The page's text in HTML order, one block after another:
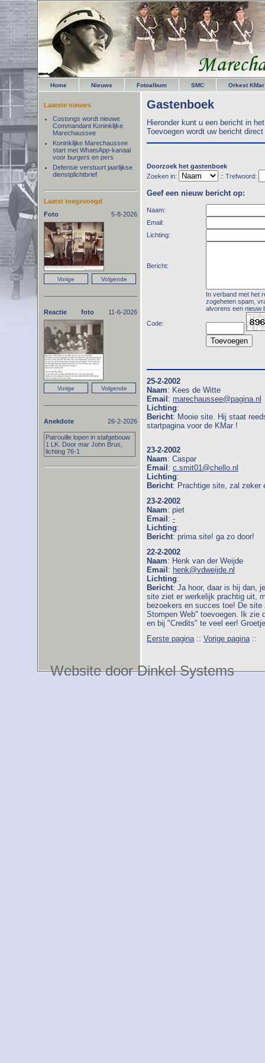
Home Nieuws Fotoalbum SMC Orkest KMar
Gastenboek
Hieronder kunt u een bericht in
Toevoegen wordt uw bericht
Doorzoek het gastenboek
Zoeken in:
:: Trefwoord:
Geef een nieuw bericht op:
Naam:
Email:
Lichting:
Bericht:
In verband met het
zogeheten spam,
alvorens een nieuw
Code:
25-2-2002
Naam: Kees de Witte
Email: marechaussee@pagina.nl
Lichting:
Bericht: Mooie site. Hij staat
startpagina voor de KMar !
23-2-2002
Naam: Caspar
Email: c.smit01@chello.nl
Lichting:
Bericht: Prachtige site, zal zeker
23-2-2002
Naam: piet
Email: -
Lichting:
Bericht: prima site! ga zo door!
22-2-2002
Naam: Henk van der Weijde
Email: henk@vdweijde.nl
Lichting:
Bericht: Ja hoor, daar is hij dan,
site ziet er werkelijk prachtig uit,
bezoekers en succes toe! De
Stompen Web" toevoegen. Ik zie
en bij "Credits" te veel eer!
Eerste pagina :: Vorige pagina ::
Laatste nieuws
Costongs wordt nieuwe
Commandant Koninklijke
Marechaussee
Koninklijke Marechaussee
start met WhatsApp-kanaal
voor burgers en pers
Defensie verstuurt jaarlijkse
dienstplichtbrief
Laatst toegevoegd
Foto
5-8-2026
Reactie foto 11-6-2026
Anekdote 26-2-2026
Patrouille lopen in stafgebouw
1 LK. Door mar John Brus,
lichting 76-1
Website door Dinkel Systems